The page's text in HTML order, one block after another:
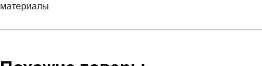
материалы
Инструкция по оплате есть в самом конце счета, который